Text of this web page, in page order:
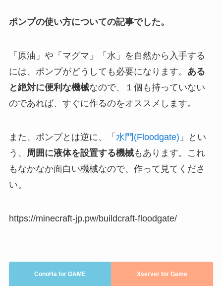
ポンプの使い方についての記事でした。
「原油」や「マグマ」「水」を自然から入手する
には、ポンプがどうしても必要になります。 ある
と絶対に便利な機械なので、１個も持っていない
のであれば、すぐに作るのをオススメします。
また、ポンプとは逆に、「 水門(Floodgate) 」とい
う、
周囲に液体を設置する機械もあります。これ
もなかなか面白い機械なので、作って見てくださ
い。
https://minecraft-jp.pw/buildcraft-floodgate/
ConoHa for GAME Xserver for Game